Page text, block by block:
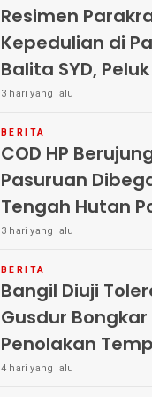
Resimen
Kepedulian di
Balita SYD,
Terlantar
3 hari yang lalu
BERITA
COD HP
Pasuruan
Tengah Hutan Polisi Buru Tiga
Pelaku
3 hari yang lalu
BERITA
Bangil Diuji
Gusdur
Penolakan
4 hari yang lalu